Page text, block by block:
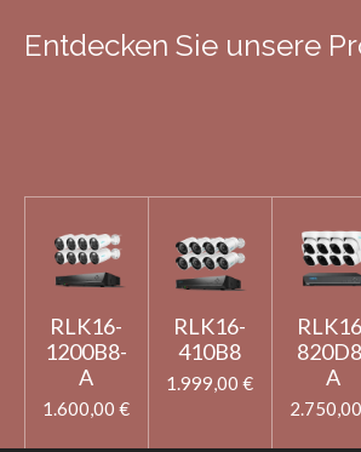
Entdecken Sie unsere
RLK16-
1200B8-
A
1.600,00 €
RLK16-
410B8
1.999,00 €
A